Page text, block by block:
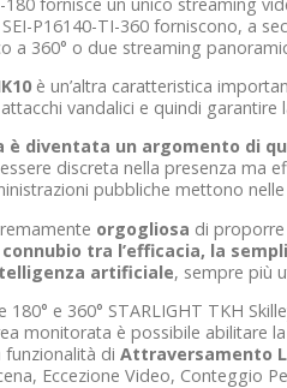
P16140-TI-360 forniscono, a
a 360° o due streaming
è un’altra caratteristica
vandalici e quindi garantire
diventata un argomento di
discreta nella presenza ma
pubbliche mettono
orgogliosa di proporre
connubio tra l’efficacia, la
artificiale, sempre più
e 360° STARLIGHT TKH
monitorata è possibile abilitare
di Attraversamento
Eccezione Video, Conteggio